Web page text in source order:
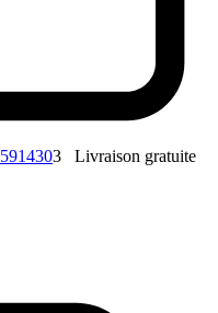
3 Livraison gratuite